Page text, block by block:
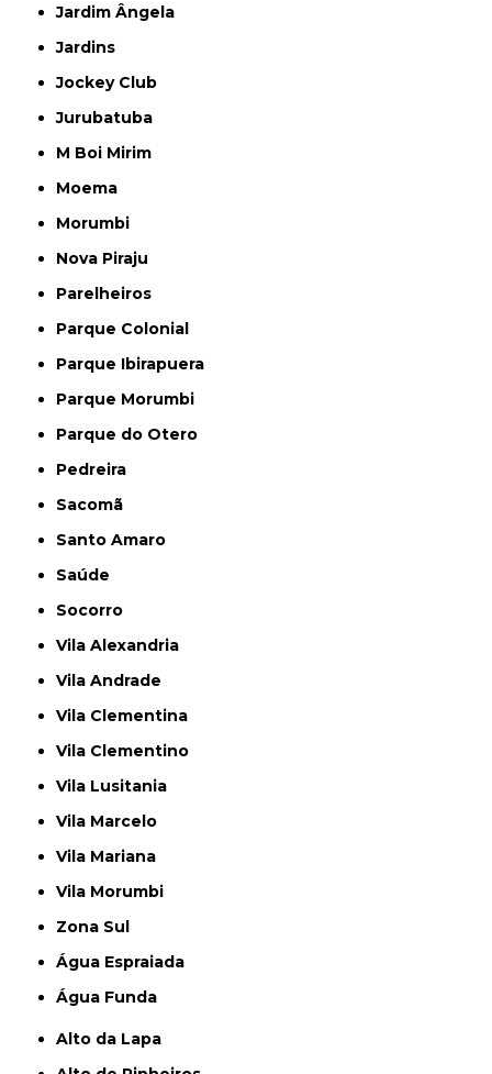
Jardim Ângela
Jardins
Jockey Club
Jurubatuba
M Boi Mirim
Moema
Morumbi
Nova Piraju
Parelheiros
Parque Colonial
Parque Ibirapuera
Parque Morumbi
Parque do Otero
Pedreira
Sacomã
Santo Amaro
Saúde
Socorro
Vila Alexandria
Vila Andrade
Vila Clementina
Vila Clementino
Vila Lusitania
Vila Marcelo
Vila Mariana
Vila Morumbi
Zona Sul
Água Espraiada
Água Funda
Alto da Lapa